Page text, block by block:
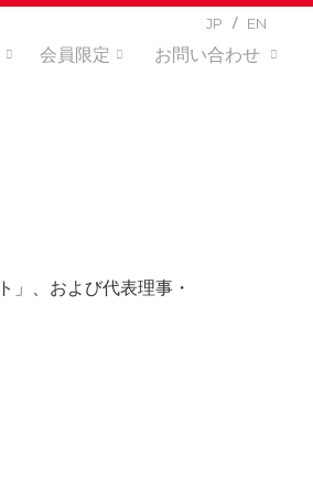
JP EN
会員限定 お問い合わせ
」、および代表理事・